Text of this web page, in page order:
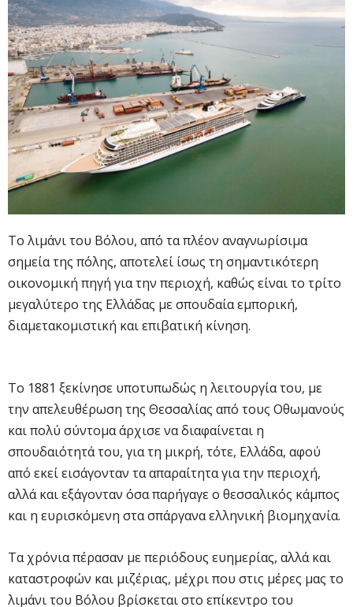
Το λιμάνι του Βόλου, από τα πλέον αναγνωρίσιμα
σημεία της πόλης, αποτελεί ίσως τη σημαντικότερη
οικονομική πηγή για την περιοχή, καθώς είναι το τρίτο
μεγαλύτερο της Ελλάδας με σπουδαία εμπορική,
διαμετακομιστική και επιβατική κίνηση.
Το 1881 ξεκίνησε υποτυπωδώς η λειτουργία του, με
την απελευθέρωση της Θεσσαλίας από τους Οθωμανούς
και πολύ σύντομα άρχισε να διαφαίνεται η
σπουδαιότητά του, για τη μικρή, τότε, Ελλάδα, αφού
από εκεί εισάγονταν τα απαραίτητα για την περιοχή,
αλλά και εξάγονταν όσα παρήγαγε ο θεσσαλικός κάμπος
και η ευρισκόμενη στα σπάργανα ελληνική βιομηχανία.
Τα χρόνια πέρασαν με περιόδους ευημερίας, αλλά και
καταστροφών και μιζέριας, μέχρι που στις μέρες μας το
λιμάνι του Βόλου βρίσκεται στο επίκεντρο του